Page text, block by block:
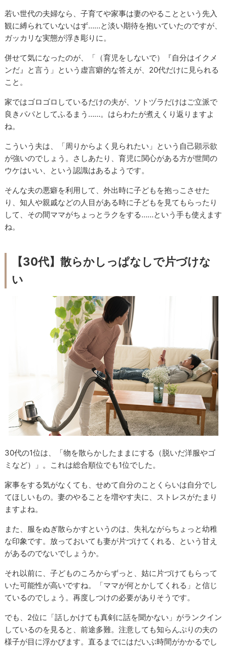
若い世代の夫婦なら、子育てや家事は妻のやることという先入
観に縛られていないはず……と淡い期待を抱いていたのですが、
ガッカリな実態が浮き彫りに。
併せて気になったのが、「（育児をしないで）『自分はイクメ
ンだ』と言う」という虚言癖的な答えが、 20代だけに見られる
こと。
家ではゴロゴロしているだけの夫が、ソトヅラだけはご立派で
良きパパとしてふるまう……。はらわたが煮えくり返りますよ
ね。
こういう夫は、「周りからよく見られたい」という自己顕示欲
が強いのでしょう。さしあたり、育児に関心がある方が世間の
ウケはいい、という認識はあるようです。
そんな夫の悪癖を利用して、外出時に子どもを抱っこさせた
り、知人や親戚などの人目がある時に子どもを見てもらったり
して、その間ママがちょっとラクをする……という手も使えます
ね。
【30代】散らかしっぱなしで片づけな
い
30代の1位は、「物を散らかしたままにする（脱いだ洋服やゴ
ミなど）」。これは総合順位でも1位でした。
家事をする気がなくても、せめて自分のことくらいは自分でし
てほしいもの。妻のやることを増やす夫に、ストレスがたまり
ますよね。
また、服をぬぎ散らかすというのは、失礼ながらちょっと幼稚
な印象です。放っておいても妻が片づけてくれる、という甘え
があるのでないでしょうか。
それ以前に、子どものころからずっと、姑に片づけてもらって
いた可能性が高いですね。「ママが何とかしてくれる」と信じ
ているのでしょう。再度しつけの必要がありそうです。
でも、2位に「話しかけても真剣に話を聞かない」がランクイン
しているのを見ると、前途多難。注意しても知らんぷりの夫の
様子が目に浮かびます。直るまでにはだいぶ時間がかかるでし